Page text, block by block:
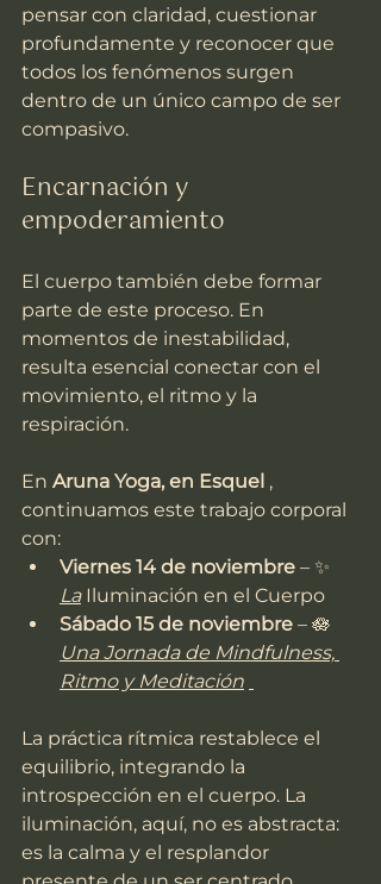
pensar con claridad, cuestionar
profundamente y reconocer que
todos los fenómenos surgen
dentro de un único campo de ser
compasivo.
Encarnación y
empoderamiento
El cuerpo también debe formar
parte de este proceso. En
momentos de inestabilidad,
resulta esencial conectar con el
movimiento, el ritmo y la
respiración.
En Aruna Yoga, en Esquel ,
continuamos este trabajo corporal
con:
Viernes 14 de noviembre – ✨
La Iluminación en el Cuerpo
Sábado 15 de noviembre – 🪷
Una Jornada de Mindfulness,
Ritmo y Meditación
La práctica rítmica restablece el
equilibrio, integrando la
introspección en el cuerpo. La
iluminación, aquí, no es abstracta:
es la calma y el resplandor